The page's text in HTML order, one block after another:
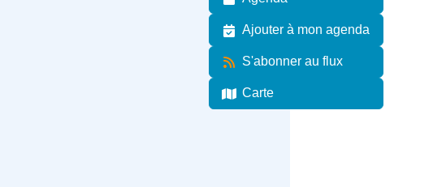
Ajouter à mon agenda
S'abonner au flux
Carte